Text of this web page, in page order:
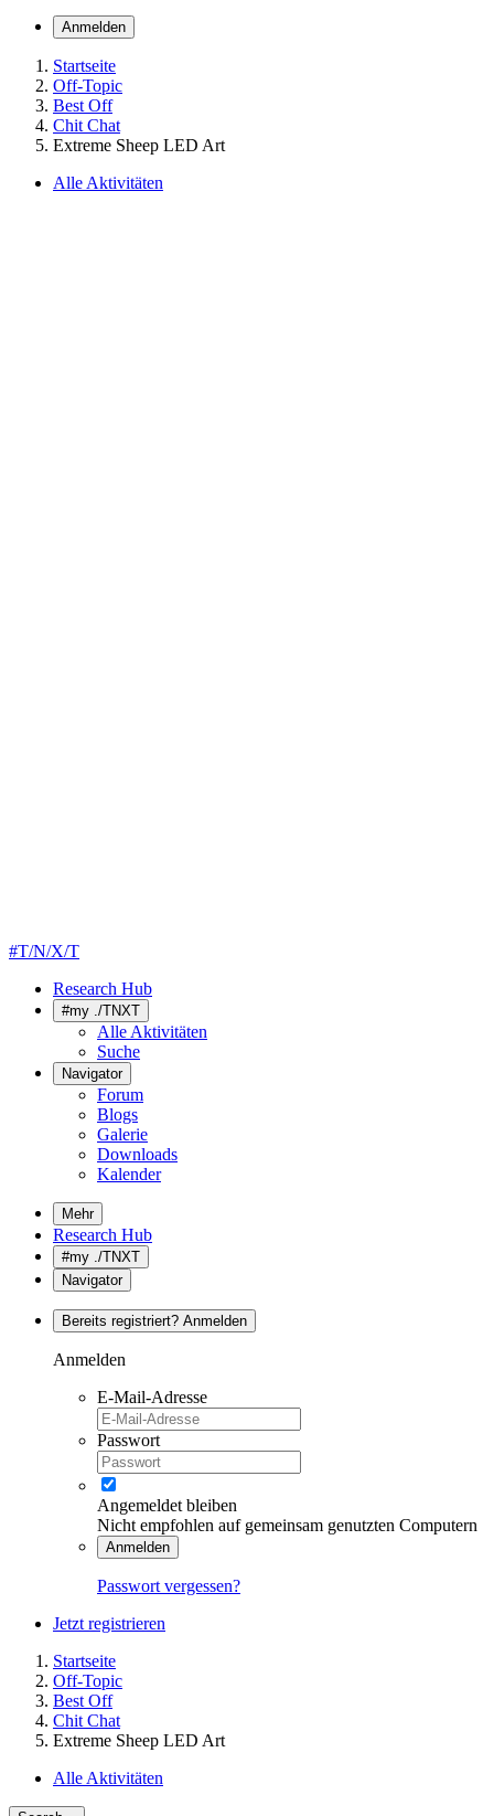
Anmelden
Startseite
Off-Topic
Best Off
Chit Chat
Extreme Sheep LED Art
Alle Aktivitäten
#T/N/X/T
Research Hub
#my ./TNXT
Alle Aktivitäten
Suche
Navigator
Forum
Blogs
Galerie
Downloads
Kalender
Mehr
Research Hub
#my ./TNXT
Navigator
Bereits registriert? Anmelden
Anmelden
E-Mail-Adresse
Passwort
Angemeldet bleiben
Nicht empfohlen auf gemeinsam genutzten Computern
Anmelden
Passwort vergessen?
Jetzt registrieren
Startseite
Off-Topic
Best Off
Chit Chat
Extreme Sheep LED Art
Alle Aktivitäten